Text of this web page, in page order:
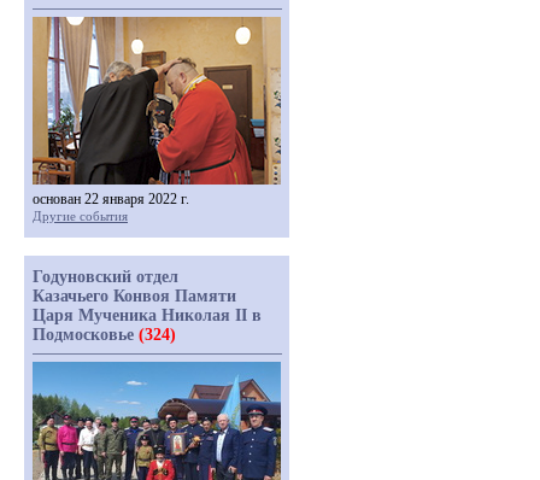
основан 22 января 2022 г.
Другие события
Годуновский отдел
Казачьего Конвоя Памяти
Царя Мученика Николая II в
Подмосковье (324)